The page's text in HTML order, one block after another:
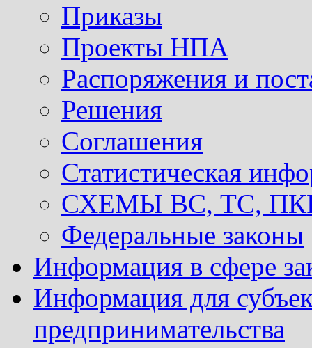
Приказы
Проекты НПА
Распоряжения и
Решения
Соглашения
Статистическая
СХЕМЫ ВС, ТС, ПКР
Федеральные законы
Информация в сфере
Информация для
предпринимательства